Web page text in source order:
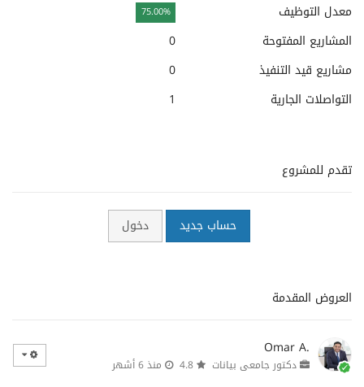
معدل التوظيف
75.00%
المشاريع المفتوحة
0
مشاريع قيد التنفيذ
0
التواصلات الجارية
1
تقدم للمشروع
حساب جديد دخول
العروض المقدمة
Omar A.
دكتور جامعى بيانات منذ 6 أشهر